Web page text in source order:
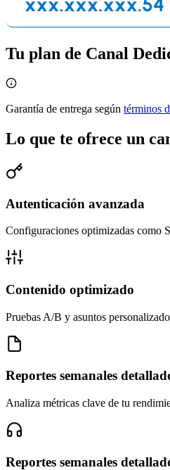
Tu plan de Canal
Garantía de entrega según términos
Lo que te ofrece un
Autenticación avanzada
Configuraciones optimizadas
Contenido optimizado
Pruebas A/B y asuntos
Reportes semanales
Analiza métricas clave de tu
Reportes semanales